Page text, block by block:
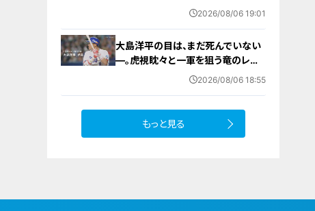
消防に通報 名古屋 2026/08/06 19:01
大島洋平の目は、まだ死んでいない
―。虎視眈々と一軍を狙う竜のレジ
ェンドが明かした現状とドラゴンズ
2026/08/06 18:55
もっと見る